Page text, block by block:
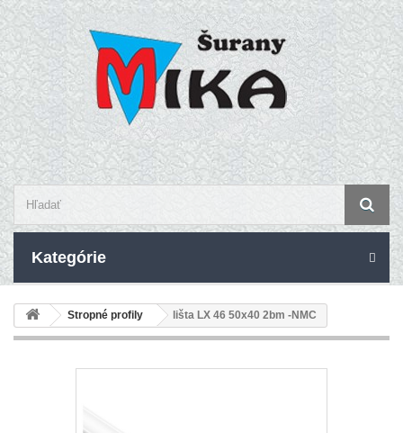
Kategórie
Stropné profily lišta LX 46 50x40 2bm -NMC